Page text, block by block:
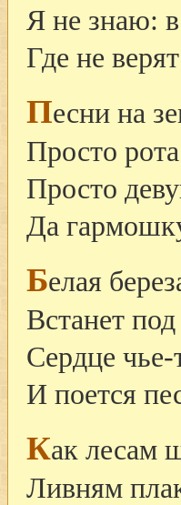
Я не знаю:
Где не
Песни на
Просто
Просто
Да
Белая
Встанет
Сердце
И поется
Как лесам
Ливням